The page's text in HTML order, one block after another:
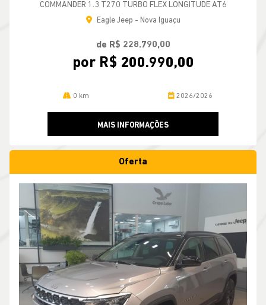
COMMANDER 1.3 T270 TURBO FLEX LONGITUDE AT6
Eagle Jeep - Nova Iguaçu
de R$ 228.790,00
por R$ 200.990,00
0 km 2026/2026
MAIS INFORMAÇÕES
Oferta